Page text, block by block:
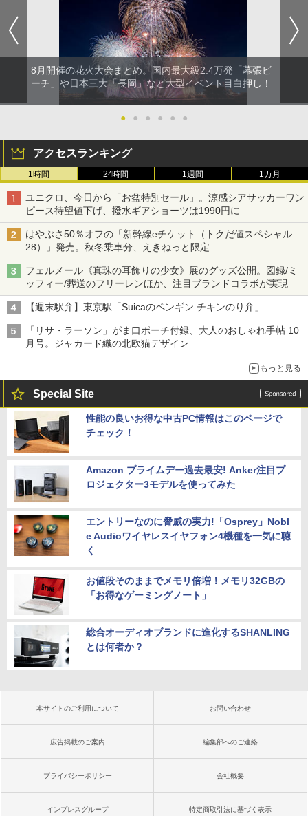
8月開催の花火大会まとめ。国内最大級2.4万発「幕張ビ
ーチ」や日本三大「長岡」など大型イベント目白押し！
● ● ● ● ● ●
アクセスランキング
1時間 24時間 1週間 1カ月
ユニクロ、今日から「お盆特別セール」。涼感シアサッカーワン
ピース待望値下げ、撥水ギアショーツは1990円に
はやぶさ50％オフの「新幹線eチケット（トクだ値スペシャル
28）」発売。秋冬乗車分、えきねっと限定
フェルメール《真珠の耳飾りの少女》展のグッズ公開。図録/ミ
ッフィー/葬送のフリーレンほか、注目ブランドコラボが実現
【週末駅弁】東京駅「Suicaのペンギン チキンのり弁」
「リサ・ラーソン」がま口ポーチ付録、大人のおしゃれ手帖 10
月号。ジャカード織の北欧猫デザイン
もっと見る
Special Site
性能の良いお得な中古PC情報はこのページで
チェック！
Amazon プライムデー過去最安! Anker注目プ
ロジェクター3モデルを使ってみた
エントリーなのに脅威の実力!「Osprey」Nobl
e Audioワイヤレスイヤフォン4機種を一気に聴
く
お値段そのままでメモリ倍増！メモリ32GBの
「お得なゲーミングノート」
総合オーディオブランドに進化するSHANLING
とは何者か？
本サイトのご利用について お問い合わせ
広告掲載のご案内 編集部へのご連絡
プライバシーポリシー 会社概要
インプレスグループ 特定商取引法に基づく表示